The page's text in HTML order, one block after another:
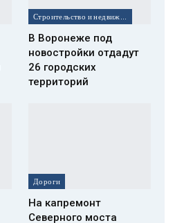
В Воронеже под
новостройки отдадут
26 городских
территорий
Дороги
На капремонт
Северного моста